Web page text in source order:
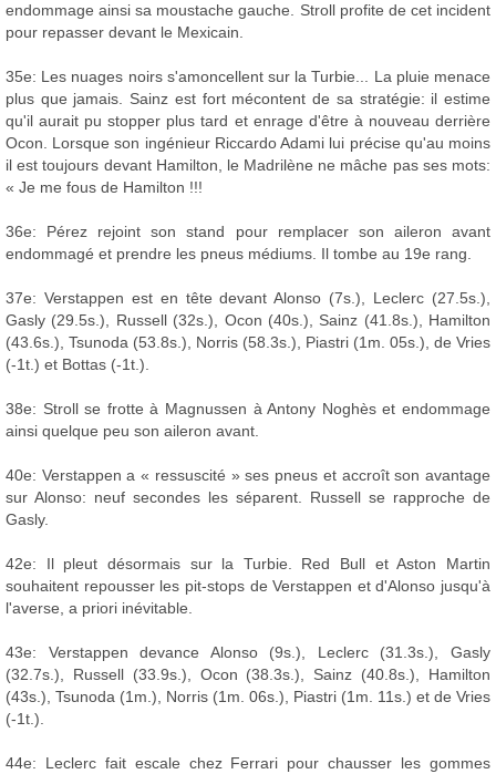
endommage ainsi sa moustache gauche. Stroll profite de cet incident
pour repasser devant le Mexicain.
35e: Les nuages noirs s'amoncellent sur la Turbie... La pluie menace
plus que jamais. Sainz est fort mécontent de sa stratégie: il estime
qu'il aurait pu stopper plus tard et enrage d'être à nouveau derrière
Ocon. Lorsque son ingénieur Riccardo Adami lui précise qu'au moins
il est toujours devant Hamilton, le Madrilène ne mâche pas ses mots:
« Je me fous de Hamilton !!!
36e: Pérez rejoint son stand pour remplacer son aileron avant
endommagé et prendre les pneus médiums. Il tombe au 19e rang.
37e: Verstappen est en tête devant Alonso (7s.), Leclerc (27.5s.),
Gasly (29.5s.), Russell (32s.), Ocon (40s.), Sainz (41.8s.), Hamilton
(43.6s.), Tsunoda (53.8s.), Norris (58.3s.), Piastri (1m. 05s.), de Vries
(-1t.) et Bottas (-1t.).
38e: Stroll se frotte à Magnussen à Antony Noghès et endommage
ainsi quelque peu son aileron avant.
40e: Verstappen a « ressuscité » ses pneus et accroît son avantage
sur Alonso: neuf secondes les séparent. Russell se rapproche de
Gasly.
42e: Il pleut désormais sur la Turbie. Red Bull et Aston Martin
souhaitent repousser les pit-stops de Verstappen et d'Alonso jusqu'à
l'averse, a priori inévitable.
43e: Verstappen devance Alonso (9s.), Leclerc (31.3s.), Gasly
(32.7s.), Russell (33.9s.), Ocon (38.3s.), Sainz (40.8s.), Hamilton
(43s.), Tsunoda (1m.), Norris (1m. 06s.), Piastri (1m. 11s.) et de Vries
(-1t.).
44e: Leclerc fait escale chez Ferrari pour chausser les gommes